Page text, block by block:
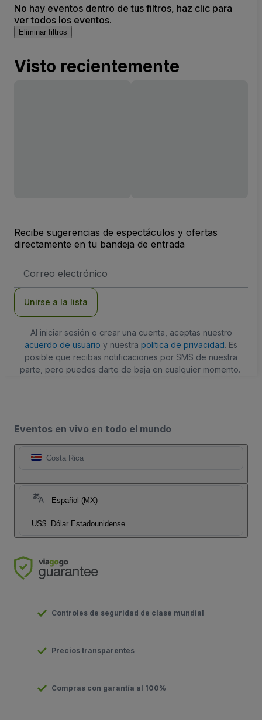
No hay eventos dentro de tus filtros, haz clic para
ver todos los eventos.
Eliminar filtros
Visto recientemente
Recibe sugerencias de espectáculos y ofertas
directamente en tu bandeja de entrada
de
Unirse a la lista
Al iniciar sesión o crear una cuenta, aceptas nuestro
acuerdo de usuario y nuestra política de privacidad. Es
posible que recibas notificaciones por SMS de nuestra
parte, pero puedes darte de baja en cualquier momento.
Eventos en vivo en todo el mundo
Costa Rica
Español (MX)
US$ Dólar Estadounidense
Controles de seguridad de clase mundial
Precios transparentes
Compras con garantía al 100%